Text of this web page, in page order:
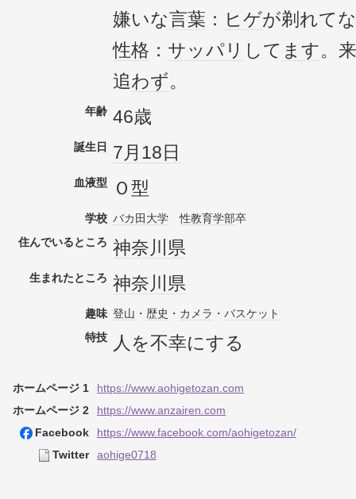
嫌いな言葉 ： ヒゲが剃れて
性格 ： サッパリ して ます。
追わず。
年齢 46歳
誕生日 7月18日
血液型 Ｏ型
学校 バカ田大学 性教育学部卒
住んでいるところ 神奈川県
生まれたところ 神奈川県
趣味 登山 ・ 歴史 ・ カメラ ・ バスケット
特技
人を不幸にする
ホームページ 1
https://www.aohigetozan.com
ホームページ 2
https://www.anzairen.com
Facebook
https://www.facebook.com/aohigetozan/
Twitter
aohige0718